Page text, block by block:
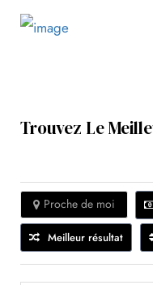
Trouvez Le
Proche de moi
Meilleur résultat